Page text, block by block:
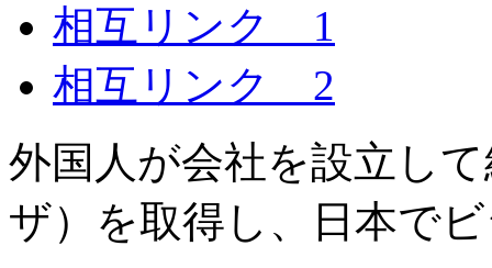
相互リンク 1
相互リンク 2
外国人が会社を設立し
ザ）を取得し、日本で